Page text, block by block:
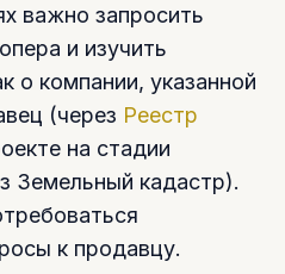
важно запросить
и изучить
о компании, указанной
(через Реестр
на стадии
Земельный кадастр).
к продавцу.